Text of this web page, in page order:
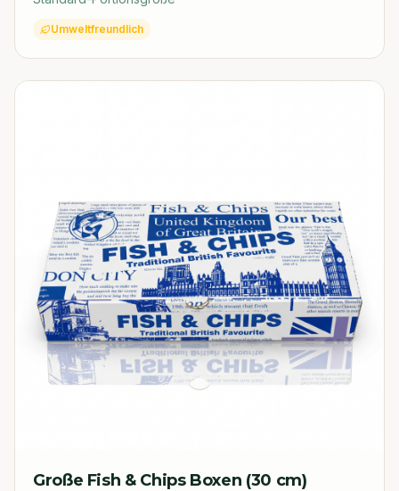
Umweltfreundlich
Große Fish & Chips Boxen (30 cm)